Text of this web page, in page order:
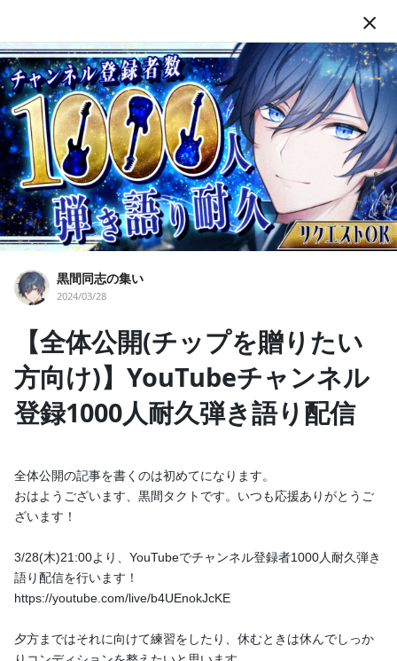
黒間同志の集い
バーチャル黒魔道士の黒間タクトです。 プラン内容によって日記
閲覧やDisicordサーバー加入、個別通話等の特典があります。 支
援いただいた金額は主に活動費に充てさせていただきます。 無理
のない範囲でご支援いただけると幸いです！
投稿
フォロー
プロフィール 投稿 トーク
黒間同志の集い
黒間同志の集い
2024/03/28
【全体公開(チップを贈りたい
方向け)】YouTubeチャンネル
登録1000人耐久弾き語り配信
全体公開の記事を書くのは初めてになります。
おはようございます、黒間タクトです。いつも応援ありがとうご
ざいます！
3/28(木)21:00より、YouTubeでチャンネル登録者1000人耐久弾き
語り配信を行います！
https://youtube.com/live/b4UEnokJcKE
夕方まではそれに向けて練習をしたり、休むときは休んでしっか